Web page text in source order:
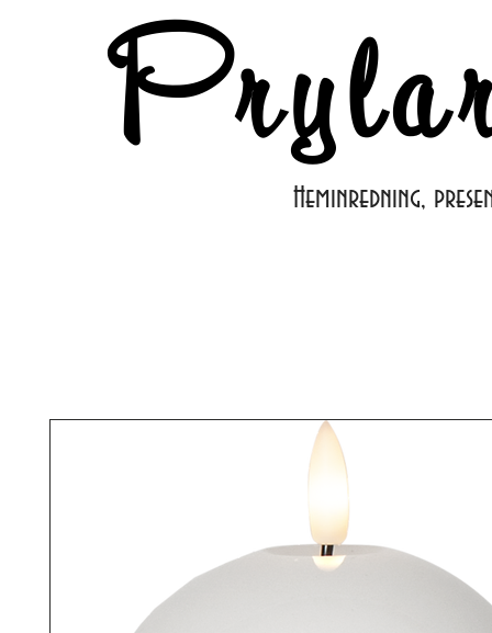
Heminredning,